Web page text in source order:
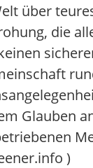
über
die
Glauben
)